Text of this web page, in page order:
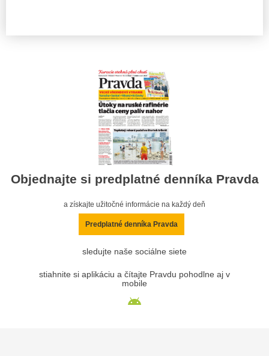
Objednajte si predplatné denníka Pravda
a získajte užitočné informácie na každý deň
Predplatné denníka Pravda
sledujte naše sociálne siete
stiahnite si aplikáciu a čítajte Pravdu pohodlne aj v
mobile